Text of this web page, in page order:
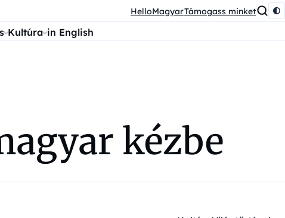
HelloMagyarTámogass minket
Kultúra in English
kézbe